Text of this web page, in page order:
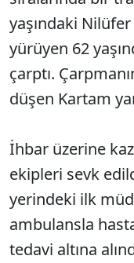
yaşındaki
yürüyen 62
çarptı.
düşen Kartam
İhbar üzerine
ekipleri sevk
yerindeki ilk
ambulansla
tedavi altına